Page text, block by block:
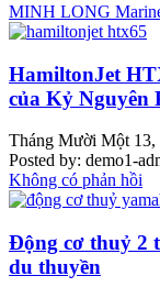
MINH LONG
HamiltonJet
của Kỷ Nguyên
Tháng Mười Một 13,
Posted by: demo1-
Không có phản hồi
Động cơ thuỷ 2
du thuyền